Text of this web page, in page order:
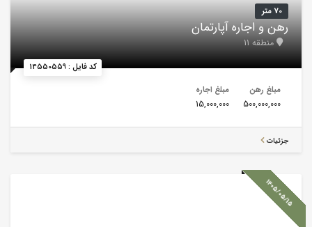
کد فایل : 14550559
70 متر
رهن و اجاره آپارتمان
منطقه 11
مبلغ رهن
500,000,000
مبلغ اجاره
15,000,000
جزئیات
1405/05/15